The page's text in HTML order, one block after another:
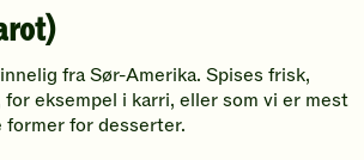
fra Sør-Amerika. Spises frisk,
eksempel i karri, eller som vi er mest
for desserter.